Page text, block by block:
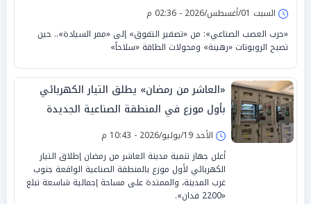
السبت 01/أغسطس/2026 - 02:36 م
«حرب العصب الصناعي»: من «تصفير التفوق» إلى «ممر السيادة».. حين
تصبح الروبوتات «رهينة» ومحولات الطاقة «سلاحاً»
«العاشر من رمضان» يطلق التيار الكهربائي
بأول موزع في المنطقة الصناعية الجديدة
الأحد 19/يوليو/2026 - 10:43 م
أعلن جهاز تنمية مدينة العاشر من رمضان إطلاق التيار
الكهربائي لأول موزع بالمنطقة الصناعية الواقعة جنوب
غرب المدينة، والممتدة على مساحة إجمالية شاسعة تبلغ
«2200 فدان».